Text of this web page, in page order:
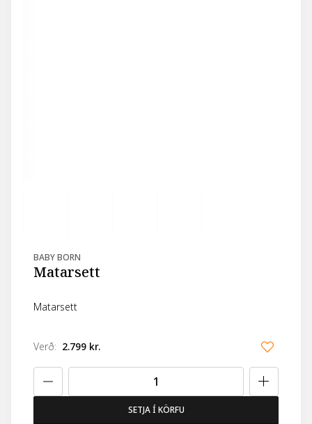
BABY BORN
Matarsett
Matarsett
Verð: 2.799 kr.
SETJA Í KÖRFU